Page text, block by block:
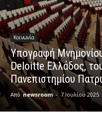
Κοινωνία
Υπογραφή
Deloitte Ελλάδος,
Πανεπιστημίου
Από newsroom - 7 Ιουλίου 2025